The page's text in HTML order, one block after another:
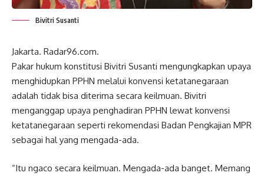
Bivitri Susanti
Jakarta. Radar96.com.
Pakar hukum konstitusi Bivitri Susanti mengungkapkan upaya
menghidupkan PPHN melalui konvensi ketatanegaraan
adalah tidak bisa diterima secara keilmuan. Bivitri
menganggap upaya penghadiran PPHN lewat konvensi
ketatanegaraan seperti rekomendasi Badan Pengkajian MPR
sebagai hal yang mengada-ada.
“Itu ngaco secara keilmuan. Mengada-ada banget. Memang